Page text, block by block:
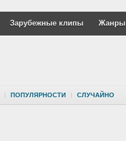
Зарубежные клипы Жанры
| ПОПУЛЯРНОСТИ | СЛУЧАЙНО